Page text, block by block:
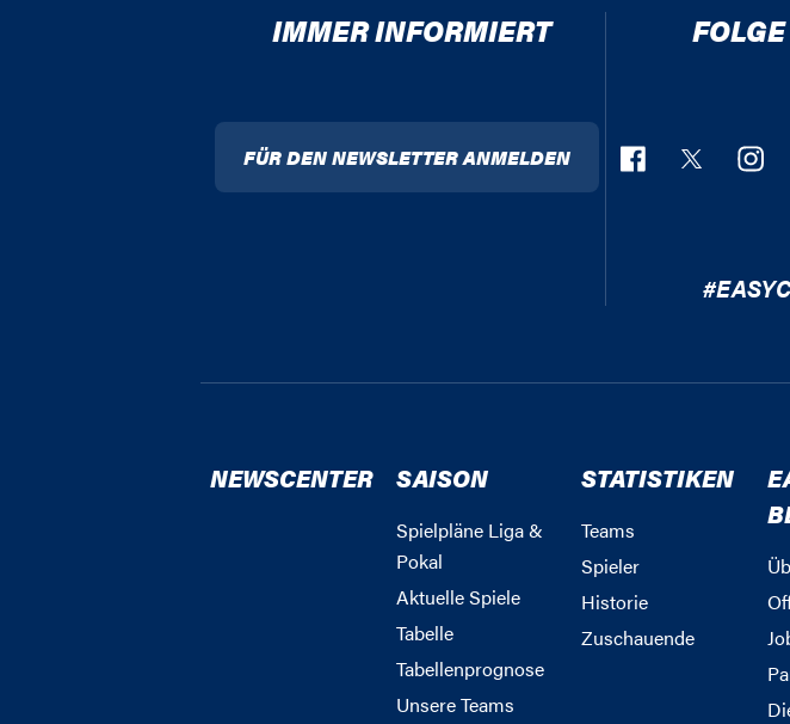
IMMER INFORMIERT
FÜR DEN NEWSLETTER ANMELDEN
NEWSCENTER SAISON
Spielpläne Liga &
Pokal
Aktuelle Spiele
Tabelle
Tabellenprognose
Unsere Teams
STATISTIKEN
Teams
Spieler
Historie
Zuschauende